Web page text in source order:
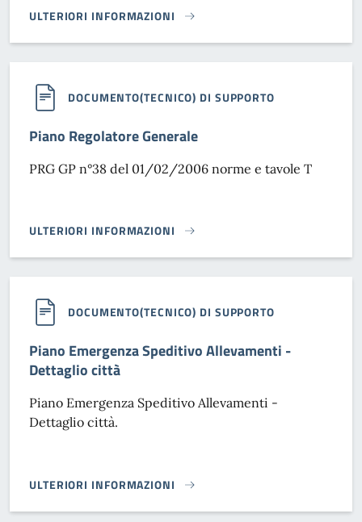
ULTERIORI INFORMAZIONI
PIANO EMERGENZA SPEDITIVO - TAVOLE FRANE}
DOCUMENTO(TECNICO) DI SUPPORTO
Piano Regolatore Generale
PRG GP n°38 del 01/02/2006 norme e tavole T
ULTERIORI INFORMAZIONI
PIANO REGOLATORE GENERALE}
DOCUMENTO(TECNICO) DI SUPPORTO
Piano Emergenza Speditivo Allevamenti -
Dettaglio città
Piano Emergenza Speditivo Allevamenti -
Dettaglio città.
ULTERIORI INFORMAZIONI
PIANO EMERGENZA SPEDITIVO ALLEVAMENTI - DETTAGLIO